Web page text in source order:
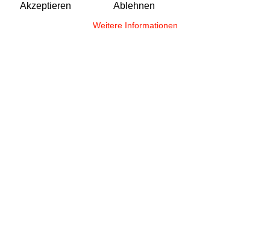
Akzeptieren Ablehnen
Weitere Informationen